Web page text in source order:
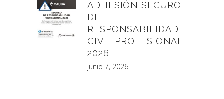
ADHESIÓN SEGURO
DE
RESPONSABILIDAD
CIVIL PROFESIONAL
2026
junio 7, 2026